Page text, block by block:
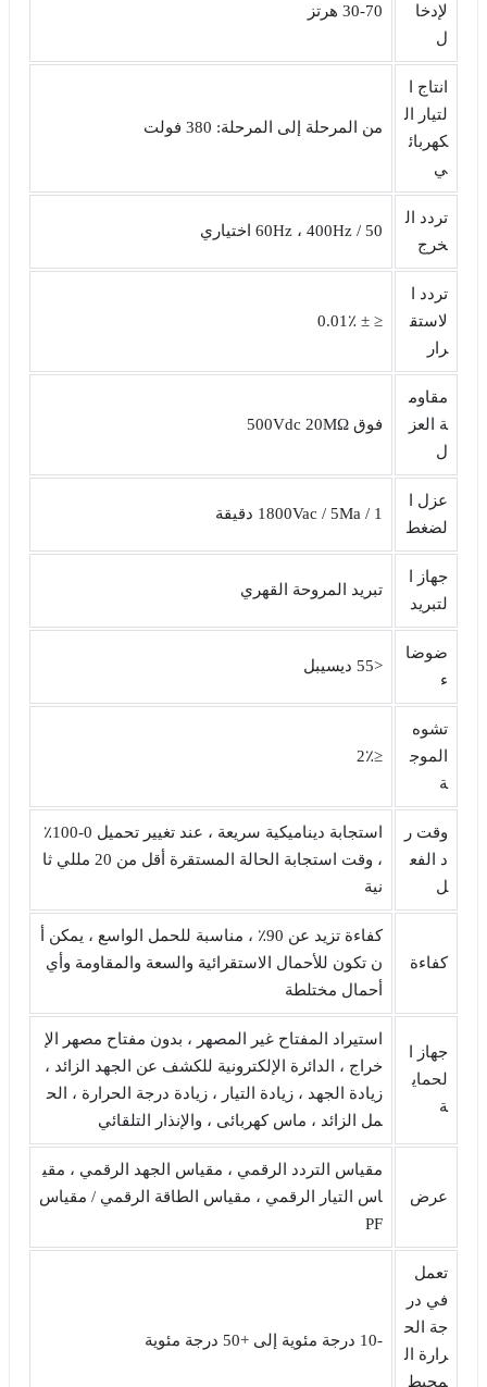
لإدخا
ل
30-70 هرتز
انتاج ا
لتيار ال
كهربائ
ي
من المرحلة إلى المرحلة: 380 فولت
تردد ال
خرج
50 / 60Hz ، 400Hz اختياري
تردد ا
لاستق
رار
≤ ± 0.01٪
مقاوم
ة العز
ل
فوق 500Vdc 20MΩ
عزل ا
لضغط
1800Vac / 5Ma / 1 دقيقة
جهاز ا
لتبريد
تبريد المروحة القهري
ضوضا
ء
<55 ديسيبل
تشوه
الموج
ة
≤2٪
وقت ر
د الفع
ل
استجابة ديناميكية سريعة ، عند تغيير تحميل 0-100٪
، وقت استجابة الحالة المستقرة أقل من 20 مللي ثا
نية
كفاءة
كفاءة تزيد عن 90٪ ، مناسبة للحمل الواسع ، يمكن أ
ن تكون للأحمال الاستقرائية والسعة والمقاومة وأي
أحمال مختلطة
جهاز ا
لحماي
ة
استيراد المفتاح غير المصهر ، بدون مفتاح مصهر الإ
خراج ، الدائرة الإلكترونية للكشف عن الجهد الزائد ،
زيادة الجهد ، زيادة التيار ، زيادة درجة الحرارة ، الح
مل الزائد ، ماس كهربائى ، والإنذار التلقائي
عرض
مقياس التردد الرقمي ، مقياس الجهد الرقمي ، مقي
اس التيار الرقمي ، مقياس الطاقة الرقمي / مقياس
PF
تعمل
في در
جة الح
رارة ال
محيط
-10 درجة مئوية إلى +50 درجة مئوية